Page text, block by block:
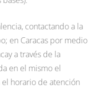
contactando a la
en Caracas por medio
a través de la
en el mismo el
el horario de atención